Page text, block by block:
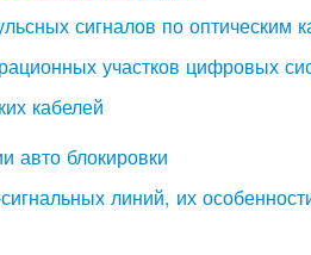
сигналов по оптическим
участков цифровых
кабелей
авто блокировки
линий, их